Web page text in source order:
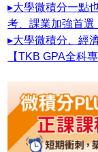
▸大學微積分一點
考、課業加強首選
▸大學微積分、經
【TKB GPA全科